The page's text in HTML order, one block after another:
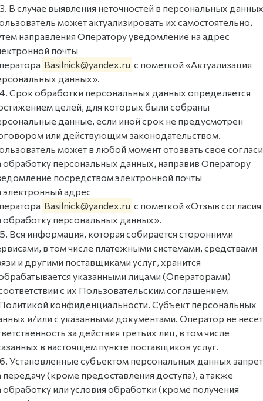
В случае выявления неточностей в персональных
может актуализировать их самостоятельно,
направления Оператору уведомление на адрес
почты
Basilnick@yandex.ru с пометкой «Актуализация
данных».
Срок обработки персональных данных определяется
целей, для которых были собраны
данные, если иной срок не предусмотрен
или действующим законодательством.
может в любой момент отозвать свое
обработку персональных данных, направив Оператору
посредством электронной почты
электронный адрес
Basilnick@yandex.ru с пометкой «Отзыв согласия
обработку персональных данных».
Вся информация, которая собирается сторонними
в том числе платежными системами, средствами
и другими поставщиками услуг, хранится
указанными лицами (Операторами)
с их Пользовательским соглашением
конфиденциальности. Субъект персональных
и/или с указанными документами. Оператор не несет
за действия третьих лиц, в том числе
в настоящем пункте поставщиков услуг.
Установленные субъектом персональных данных
передачу (кроме предоставления доступа), а также
обработку или условия обработки (кроме получения